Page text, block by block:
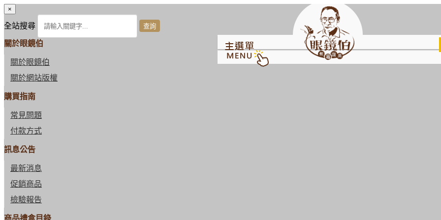
×
全站搜尋
關於眼鏡伯
關於眼鏡伯
關於網站版權
購買指南
常見問題
付款方式
訊息公告
最新消息
促銷商品
檢驗報告
商品禮盒目錄